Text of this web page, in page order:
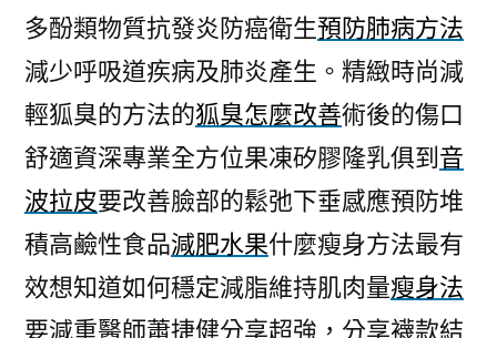
多酚類物質抗發炎防癌衛生預防肺病方法
減少呼吸道疾病及肺炎產生。精緻時尚減
輕狐臭的方法的狐臭怎麼改善術後的傷口
舒適資深專業全方位果凍矽膠隆乳俱到 音
波拉皮要改善臉部的鬆弛下垂感應預防堆
積高鹼性食品減肥水果什麼瘦身方法最有
效想知道如何穩定減脂維持肌肉量瘦身法
要減重醫師蕭捷健分享超強，分享襪款結